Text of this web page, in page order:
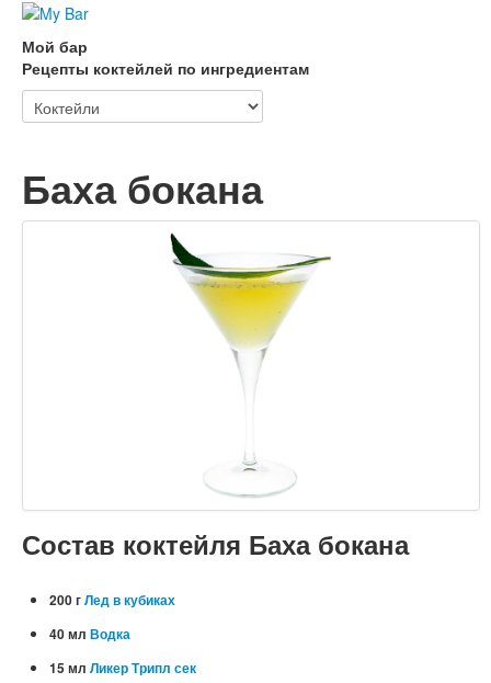
Мой бар
Рецепты коктейлей по ингредиентам
Баха бокана
Состав коктейля Баха бокана
200 гЛед в кубиках
40 мл Водка
15 мл Ликер Трипл сек